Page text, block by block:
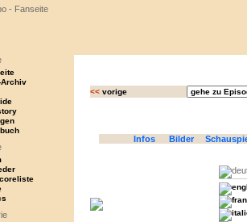
Archiv
<<vorige
Infos Bilder